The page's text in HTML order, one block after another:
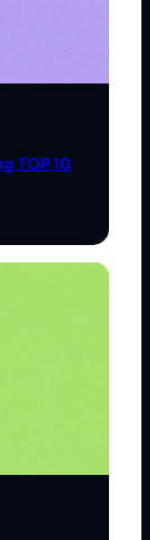
TOP 10